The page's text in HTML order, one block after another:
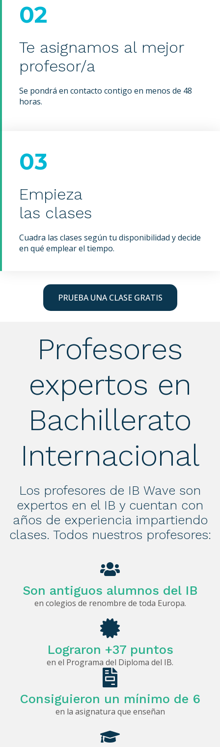
02
Te asignamos al mejor
profesor/a
Se pondrá en contacto contigo en menos de 48
horas.
03
Empieza
las clases
Cuadra las clases según tu disponibilidad y decide
en qué emplear el tiempo.
PRUEBA UNA CLASE GRATIS
Profesores
expertos en
Bachillerato
Internacional
Los profesores de IB Wave son
expertos en el IB y cuentan con
años de experiencia impartiendo
clases. Todos nuestros profesores:
Son antiguos alumnos del IB
en colegios de renombre de toda Europa.
Lograron +37 puntos
en el Programa del Diploma del IB.
Consiguieron un mínimo de 6
en la asignatura que enseñan